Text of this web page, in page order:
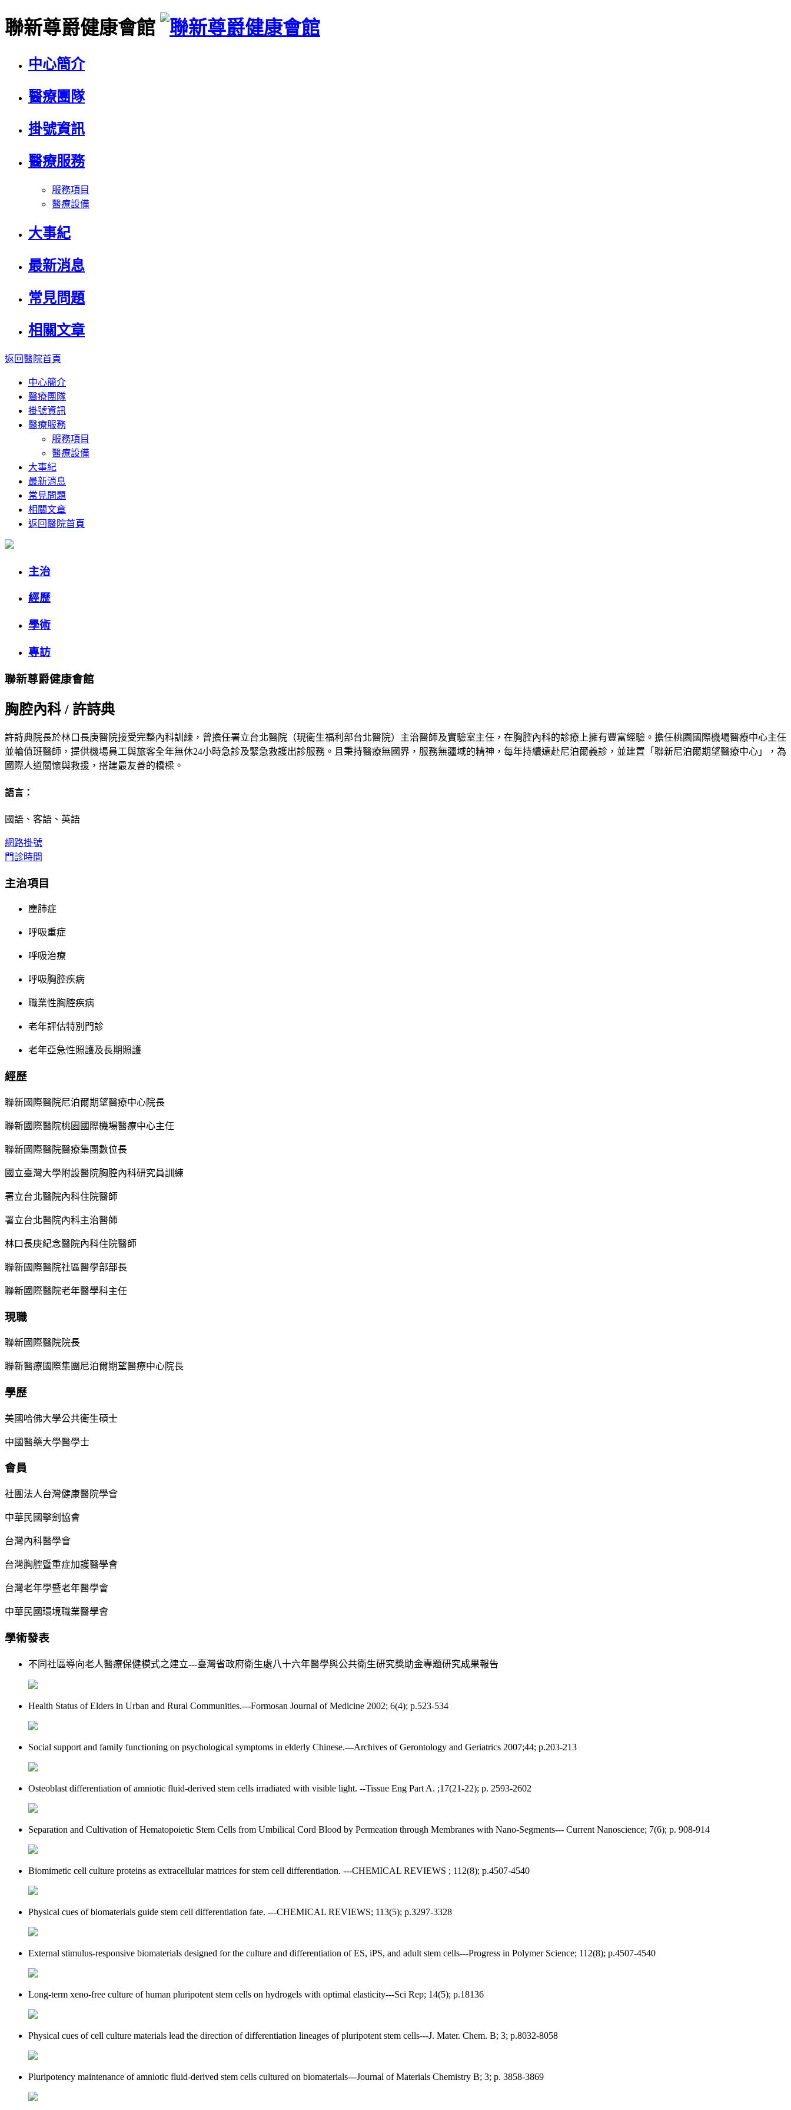
聯新尊爵健康會館
中心簡介
醫療團隊
掛號資訊
醫療服務
服務項目
醫療設備
大事紀
最新消息
常見問題
相關文章
返回醫院首頁
中心簡介
醫療團隊
掛號資訊
醫療服務
服務項目
醫療設備
大事紀
最新消息
常見問題
相關文章
返回醫院首頁
主治
經歷
學術
專訪
聯新尊爵健康會館
胸腔內科 / 許詩典
許詩典院長於林口長庚醫院接受完整內科訓練，曾擔任署立台北醫院（現衛生福利部台北醫院）主治醫師及實驗室主任，在胸腔內科的診療上擁有豐富經驗。擔任桃園國際機場醫療中心主任
並輪值班醫師，提供機場員工與旅客全年無休24小時急診及緊急救護出診服務。且秉持醫療無國界，服務無疆域的精神，每年持續遠赴尼泊爾義診，並建置「聯新尼泊爾期望醫療中心」，為
國際人道關懷與救援，搭建最友善的橋樑。
語言：
國語、客語、英語
網路掛號
門診時間
主治項目
塵肺症
呼吸重症
呼吸治療
呼吸胸腔疾病
職業性胸腔疾病
老年評估特別門診
老年亞急性照護及長期照護
經歷
聯新國際醫院尼泊爾期望醫療中心院長
聯新國際醫院桃園國際機場醫療中心主任
聯新國際醫院醫療集團數位長
國立臺灣大學附設醫院胸腔內科研究員訓練
署立台北醫院內科住院醫師
署立台北醫院內科主治醫師
林口長庚紀念醫院內科住院醫師
聯新國際醫院社區醫學部部長
聯新國際醫院老年醫學科主任
現職
聯新國際醫院院長
聯新醫療國際集團尼泊爾期望醫療中心院長
學歷
美國哈佛大學公共衛生碩士
中國醫藥大學醫學士
會員
社團法人台灣健康醫院學會
中華民國擊劍協會
台灣內科醫學會
台灣胸腔暨重症加護醫學會
台灣老年學暨老年醫學會
中華民國環境職業醫學會
學術發表
不同社區導向老人醫療保健模式之建立---臺灣省政府衛生處八十六年醫學與公共衛生研究獎助金專題研究成果報告
Health Status of Elders in Urban and Rural Communities.---Formosan Journal of Medicine 2002; 6(4); p.523-534
Social support and family functioning on psychological symptoms in elderly Chinese.---Archives of Gerontology and Geriatrics 2007;44; p.203-213
Osteoblast differentiation of amniotic fluid-derived stem cells irradiated with visible light. --Tissue Eng Part A. ;17(21-22); p. 2593-2602
Separation and Cultivation of Hematopoietic Stem Cells from Umbilical Cord Blood by Permeation through Membranes with Nano-Segments--- Current Nanoscience; 7(6); p. 908-914
Biomimetic cell culture proteins as extracellular matrices for stem cell differentiation. ---CHEMICAL REVIEWS ; 112(8); p.4507-4540
Physical cues of biomaterials guide stem cell differentiation fate. ---CHEMICAL REVIEWS; 113(5); p.3297-3328
External stimulus-responsive biomaterials designed for the culture and differentiation of ES, iPS, and adult stem cells---Progress in Polymer Science; 112(8); p.4507-4540
Long-term xeno-free culture of human pluripotent stem cells on hydrogels with optimal elasticity---Sci Rep; 14(5); p.18136
Physical cues of cell culture materials lead the direction of differentiation lineages of pluripotent stem cells---J. Mater. Chem. B; 3; p.8032-8058
Pluripotency maintenance of amniotic fluid-derived stem cells cultured on biomaterials---Journal of Materials Chemistry B; 3; p. 3858-3869